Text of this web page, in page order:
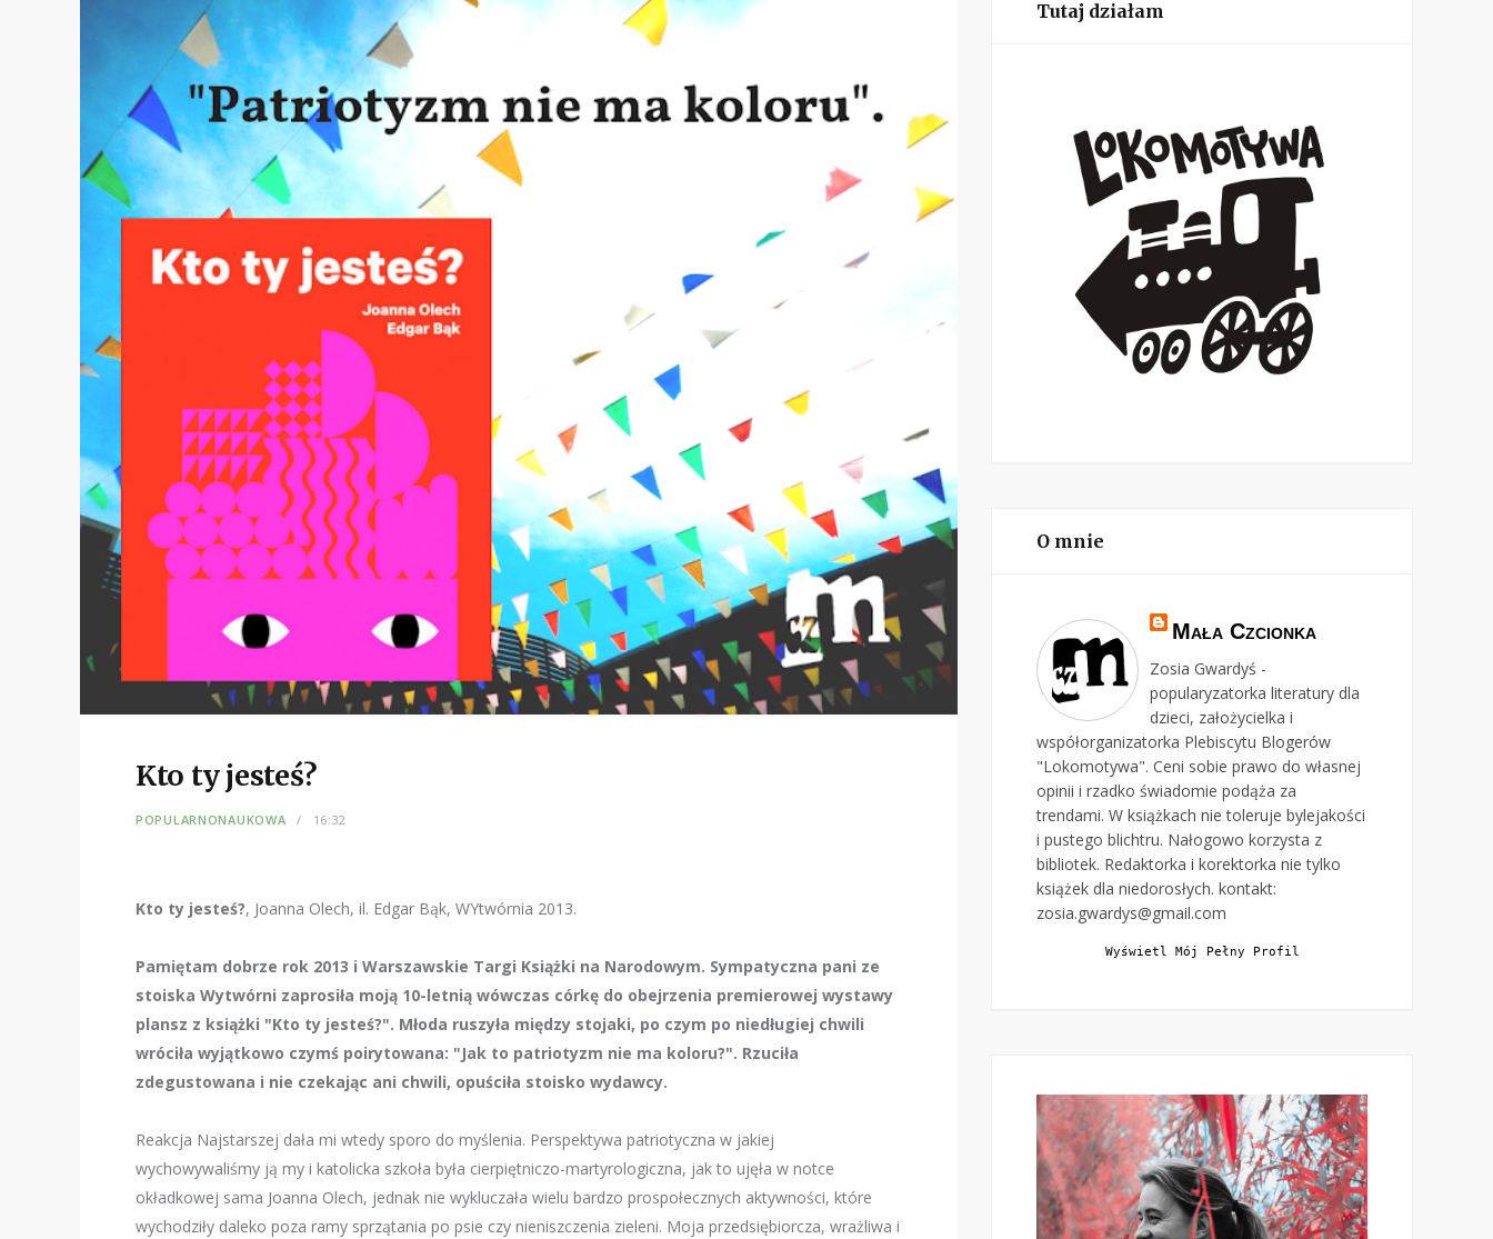
Kto ty jesteś?
POPULARNONAUKOWA 16:32
Kto ty jesteś?, Joanna Olech, il. Edgar Bąk, WYtwórnia 2013.
Pamiętam dobrze rok 2013 i Warszawskie Targi Książki na Narodowym. Sympatyczna pani ze
stoiska Wytwórni zaprosiła moją 10-letnią wówczas córkę do obejrzenia premierowej wystawy
plansz z książki "Kto ty jesteś?". Młoda ruszyła między stojaki, po czym po niedługiej chwili
wróciła wyjątkowo czymś poirytowana: "Jak to patriotyzm nie ma koloru?". Rzuciła
zdegustowana i nie czekając ani chwili, opuściła stoisko wydawcy.
Reakcja Najstarszej dała mi wtedy sporo do myślenia. Perspektywa patriotyczna w jakiej
wychowywaliśmy ją my i katolicka szkoła była cierpiętniczo-martyrologiczna, jak to ujęła w notce
okładkowej sama Joanna Olech, jednak nie wykluczała wielu bardzo prospołecznych aktywności, które
wychodziły daleko poza ramy sprzątania po psie czy nieniszczenia zieleni. Moja przedsiębiorcza, wrażliwa i
Tutaj działam
O mnie
Mała Czcionka
Zosia Gwardyś -
popularyzatorka literatury dla
dzieci, założycielka i
współorganizatorka Plebiscytu Blogerów
"Lokomotywa". Ceni sobie prawo do własnej
opinii i rzadko świadomie podąża za
trendami. W książkach nie toleruje bylejakości
i pustego blichtru. Nałogowo korzysta z
bibliotek. Redaktorka i korektorka nie tylko
książek dla niedorosłych. kontakt:
zosia.gwardys@gmail.com
Wyświetl Mój Pełny Profil